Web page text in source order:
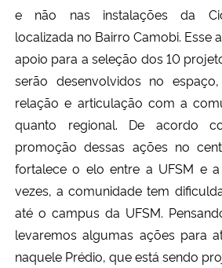
e não nas instalações da
localizada no Bairro Camobi. Esse
apoio para a seleção dos 10
serão desenvolvidos no
relação e articulação com a
quanto regional. De acordo
promoção dessas ações no
fortalece o elo entre a UFSM e a
vezes, a comunidade tem
até o campus da UFSM.
levaremos algumas ações para
naquele Prédio, que está sendo